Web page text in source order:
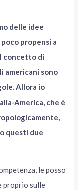
delle idee
propensi a
concetto di
americani sono
Allora io
America, che è
questi due
le posso
proprio sulle